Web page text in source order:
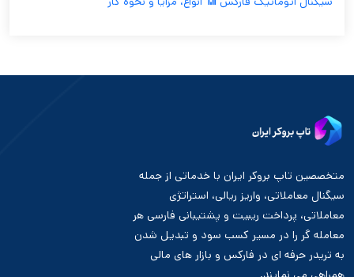
متخصصین تاپ بروکر ایران با خدماتی از جمله
سیگنال معاملاتی، واریز ریالی، استراتژی
معاملاتی، پرداخت ریبیت و پشتیبانی فارسی هر
معامله گر را در مسیر کسب سود و تبدیل شدن
به تریدر حرفه ای در فارکس و بازار های مالی